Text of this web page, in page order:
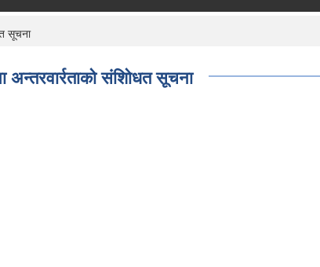
सूचना
संशाेिधत सूचना